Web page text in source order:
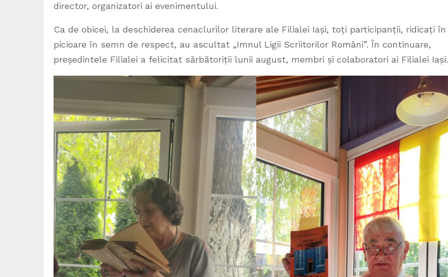
director, organizatori ai evenimentului.
Ca de obicei, la deschiderea cenaclurilor literare ale Filialei Iași, toți participanții, ridicați în
picioare în semn de respect, au ascultat „Imnul Ligii Scriitorilor Români”. În continuare,
președintele Filialei a felicitat sărbătoriții lunii august, membri și colaboratori ai Filialei Iași.